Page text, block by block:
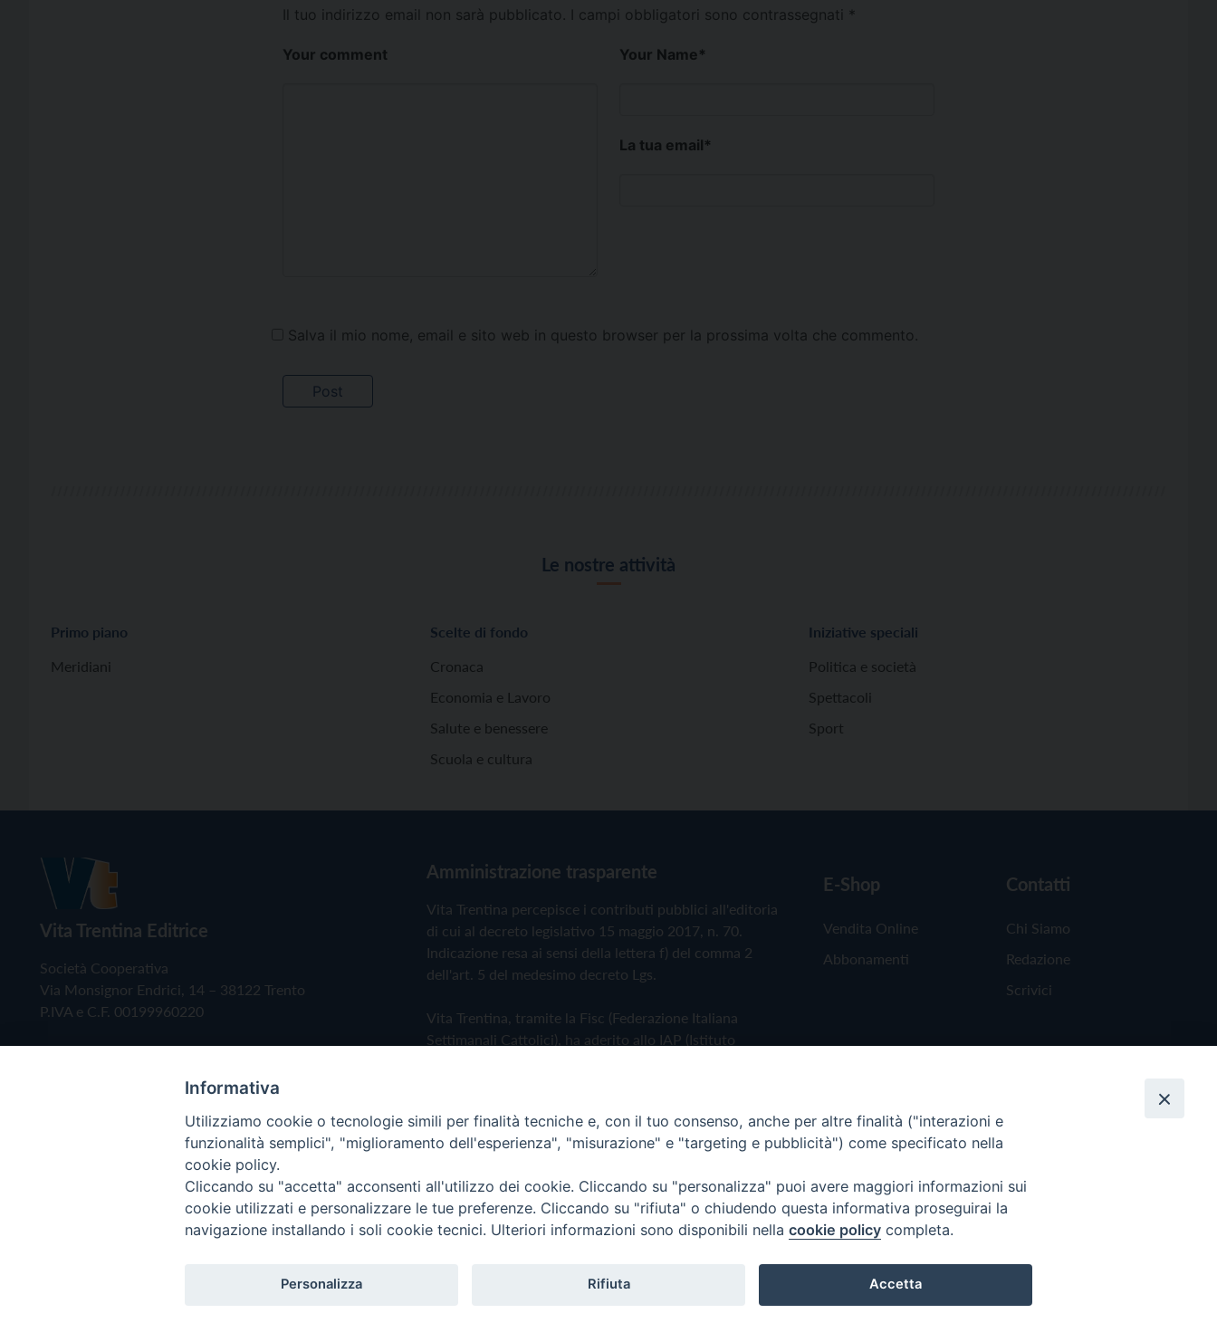
Il tuo indirizzo email non sarà pubblicato. I campi obbligatori sono contrassegnati *
Your comment Your Name*
La tua email*
Salva il mio nome, email e sito web in questo browser per la prossima volta che commento.
Le nostre attività
Primo piano
Meridiani
Scelte di fondo
Cronaca
Economia e Lavoro
Salute e benessere
Scuola e cultura
Iniziative speciali
Politica e società
Spettacoli
Sport
Vita Trentina Editrice
Società Cooperativa
Via Monsignor Endrici, 14 – 38122 Trento
P.IVA e C.F. 00199960220
Amministrazione trasparente
Vita Trentina percepisce i contributi pubblici all'editoria
di cui al decreto legislativo 15 maggio 2017, n. 70.
Indicazione resa ai sensi della lettera f) del comma 2
dell'art. 5 del medesimo decreto Lgs.
Vita Trentina, tramite la Fisc (Federazione Italiana
Settimanali Cattolici), ha aderito allo IAP (Istituto
Privacy Policy Cookie Policy
E-Shop
Vendita Online
Abbonamenti
Contatti
Chi Siamo
Redazione
Scrivici
Copyright © 2019 - Tutti i diritti riservati - Vita Trentina Editrice
Informativa
Utilizziamo cookie o tecnologie simili per finalità tecniche e, con il tuo consenso, anche per altre finalità ("interazioni e
funzionalità semplici", "miglioramento dell'esperienza", "misurazione" e "targeting e pubblicità") come specificato nella
cookie policy.
Cliccando su "accetta" acconsenti all'utilizzo dei cookie. Cliccando su "personalizza" puoi avere maggiori informazioni sui
cookie utilizzati e personalizzare le tue preferenze. Cliccando su "rifiuta" o chiudendo questa informativa proseguirai la
navigazione installando i soli cookie tecnici. Ulteriori informazioni sono disponibili nella cookie policy completa.
Personalizza Rifiuta Accetta